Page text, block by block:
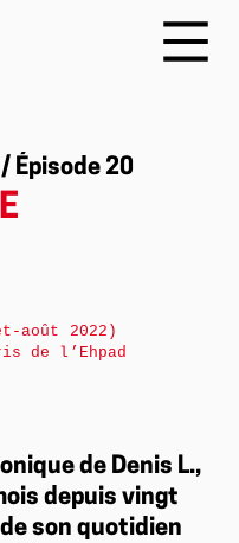
Épisode 20
de Denis L.,
depuis vingt
son quotidien
2022)
de l’Ehpad